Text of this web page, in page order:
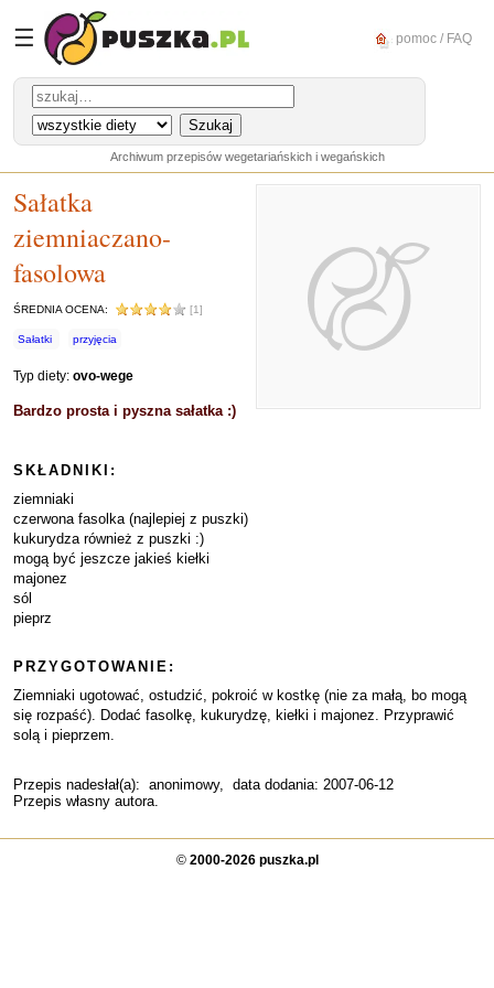
☰ pomoc / FAQ
Archiwum przepisów wegetariańskich i wegańskich
Sałatka
ziemniaczano-
fasolowa
ŚREDNIA OCENA: [1]
Sałatki przyjęcia
Typ diety: ovo-wege
Bardzo prosta i pyszna sałatka :)
SKŁADNIKI:
ziemniaki
czerwona fasolka (najlepiej z puszki)
kukurydza również z puszki :)
mogą być jeszcze jakieś kiełki
majonez
sól
pieprz
PRZYGOTOWANIE:
Ziemniaki ugotować, ostudzić, pokroić w kostkę (nie za małą, bo mogą
się rozpaść). Dodać fasolkę, kukurydzę, kiełki i majonez. Przyprawić
solą i pieprzem.
Przepis nadesłał(a): anonimowy, data dodania: 2007-06-12
Przepis własny autora.
© 2000-2026 puszka.pl